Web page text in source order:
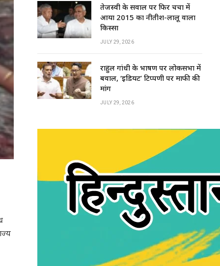
तेजस्वी के सवाल पर फिर चर्चा में
आया 2015 का नीतीश-लालू वाला
किस्सा
JULY 29, 2026
राहुल गांधी के भाषण पर लोकसभा में
बवाल, ‘इडियट’ टिप्पणी पर माफी की
मांग
JULY 29, 2026